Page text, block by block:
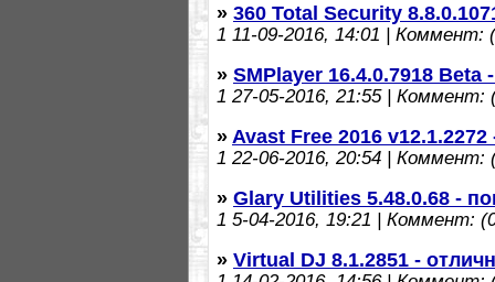
» 360 Total Security
1 11-09-2016, 14:01 | Коммент:
» SMPlayer 16.4.0.7918
1 27-05-2016, 21:55 | Коммент:
» Avast Free 2016
1 22-06-2016, 20:54 | Коммент:
» Glary Utilities 5.48.0.68 -
1 5-04-2016, 19:21 | Коммент:
» Virtual DJ 8.1.2851 -